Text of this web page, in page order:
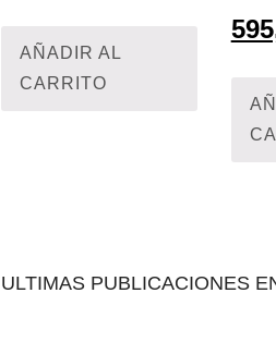
AÑADIR AL
CARRITO
ULTIMAS PUBLICACIONES